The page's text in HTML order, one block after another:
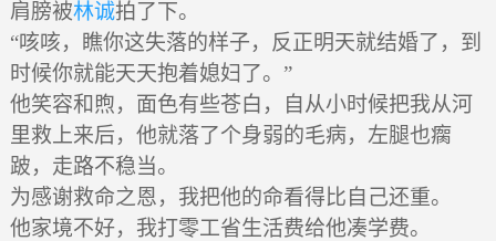
肩膀被林诚拍了下。
“咳咳，瞧你这失落的样子，反正明天就结婚了，到
时候你就能天天抱着媳妇了。”
他笑容和煦，面色有些苍白，自从小时候把我从河
里救上来后，他就落了个身弱的毛病，左腿也瘸
跛，走路不稳当。
为感谢救命之恩，我把他的命看得比自己还重。
他家境不好，我打零工省生活费给他凑学费。